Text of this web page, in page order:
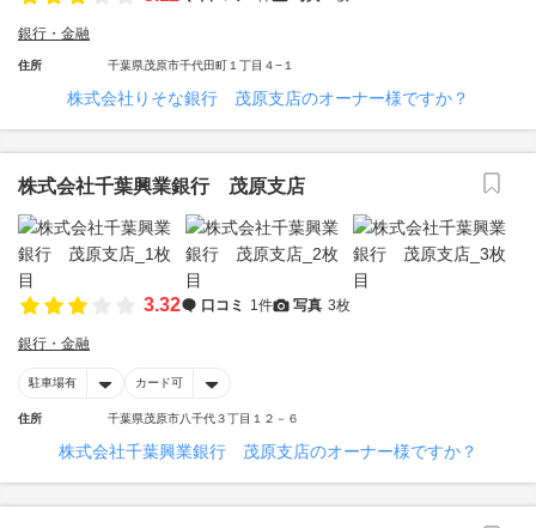
銀行・金融
住所 千葉県茂原市千代田町１丁目４−１
株式会社りそな銀行 茂原支店のオーナー様ですか？
株式会社千葉興業銀行 茂原支店
3.32 口コミ 1件 写真 3枚
銀行・金融
駐車場有 カード可
住所 千葉県茂原市八千代３丁目１２－６
株式会社千葉興業銀行 茂原支店のオーナー様ですか？